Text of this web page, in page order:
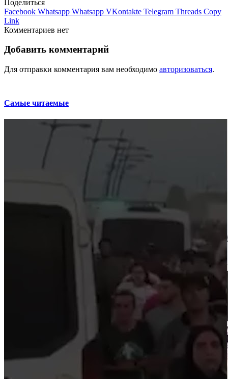
Поделиться
Facebook Whatsapp Whatsapp VKontakte Telegram Threads Copy
Link
Комментариев нет
Добавить комментарий
Для отправки комментария вам необходимо авторизоваться.
Самые читаемые